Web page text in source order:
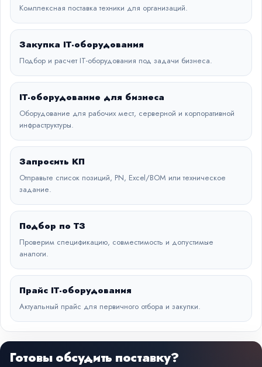
Комплексная поставка техники для организаций.
Закупка IT-оборудования
Подбор и расчет IT-оборудования под задачи бизнеса.
IT-оборудование для бизнеса
Оборудование для рабочих мест, серверной и корпоративной
инфраструктуры.
Запросить КП
Отправьте список позиций, PN, Excel/BOM или техническое
задание.
Подбор по ТЗ
Проверим спецификацию, совместимость и допустимые
аналоги.
Прайс IT-оборудования
Актуальный прайс для первичного отбора и закупки.
Готовы обсудить поставку?